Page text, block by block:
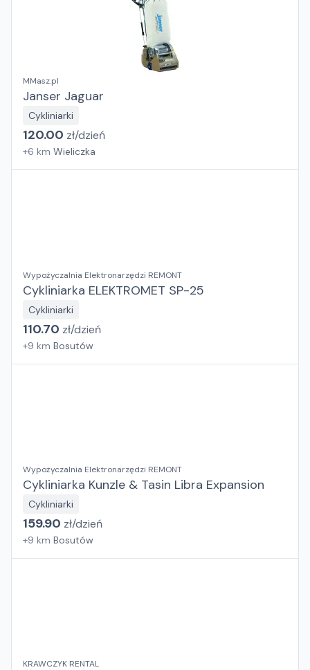
MMasz.pl
Janser Jaguar
Cykliniarki
120.00 zł/dzień
+6 km Wieliczka
Wypożyczalnia Elektronarzędzi REMONT
Cykliniarka ELEKTROMET SP-25
Cykliniarki
110.70 zł/dzień
+9 km Bosutów
Wypożyczalnia Elektronarzędzi REMONT
Cykliniarka Kunzle & Tasin Libra Expansion
Cykliniarki
159.90 zł/dzień
+9 km Bosutów
KRAWCZYK RENTAL